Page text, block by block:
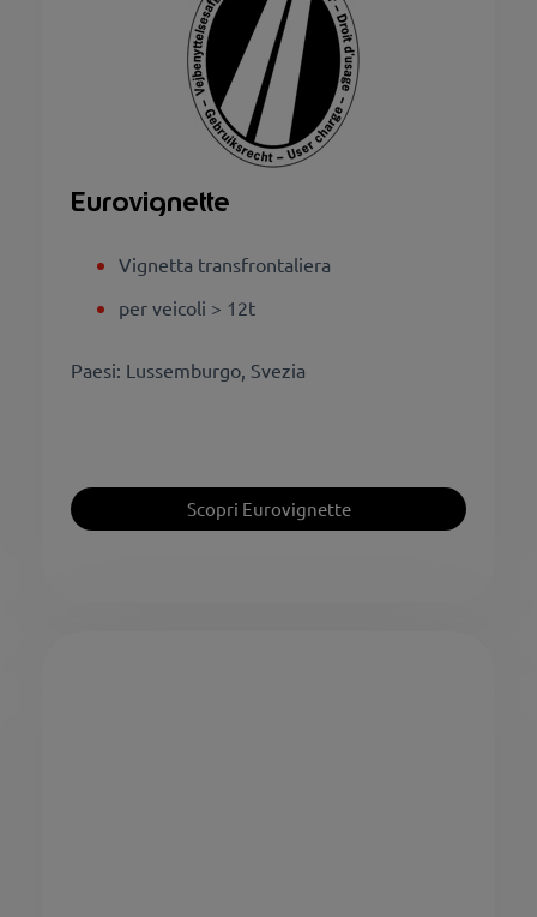
Eurovignette
Vignetta transfrontaliera
per veicoli > 12t
Paesi: Lussemburgo, Svezia
Scopri Eurovignette